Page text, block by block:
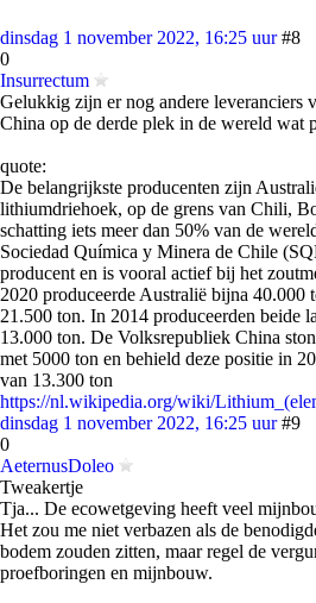
dinsdag 1 november 2022, 16:25 uur #8
0
Insurrectum
Gelukkig zijn er nog andere leveranciers
China op de derde plek in de wereld wat
quote:
De belangrijkste producenten zijn
lithiumdriehoek, op de grens van Chili,
schatting iets meer dan 50% van de
Sociedad Química y Minera de Chile
producent en is vooral actief bij het
2020 produceerde Australië bijna
21.500 ton. In 2014 produceerden beide
13.000 ton. De Volksrepubliek China
met 5000 ton en behield deze positie in
van 13.300 ton
https://nl.wikipedia.org/wiki/
dinsdag 1 november 2022, 16:25 uur #9
0
AeternusDoleo
Tweakertje
Tja... De ecowetgeving heeft veel
Het zou me niet verbazen als de
bodem zouden zitten, maar regel de
proefboringen en mijnbouw.